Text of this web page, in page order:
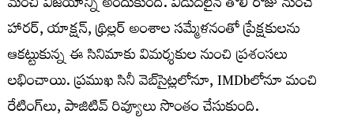
హారర్, యాక్షన్, థ్రిల్లర్ అంశాల సమ్మేళనంతో ప్రేక్షకులను
ఆకట్టుకున్న ఈ సినిమాకు విమర్శకుల నుంచి ప్రశంసలు
లభించాయి. ప్రముఖ సినీ వెబ్‌సైట్లలోనూ, IMDbలోనూ మంచి
రేటింగ్‌లు, పాజిటివ్ రివ్యూలు సొంతం చేసుకుంది.